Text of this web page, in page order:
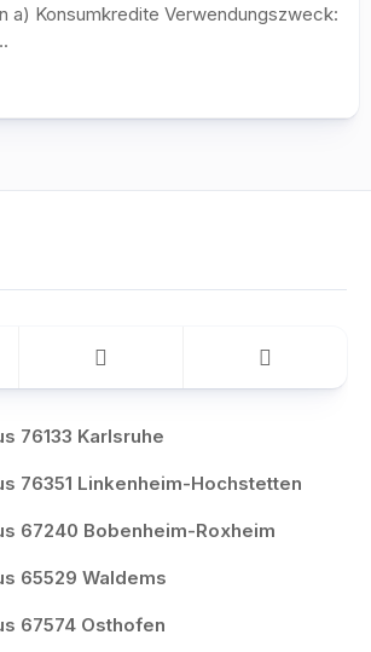
a) Konsumkredite Verwendungszweck:
76133 Karlsruhe
76351 Linkenheim-Hochstetten
67240 Bobenheim-Roxheim
65529 Waldems
67574 Osthofen